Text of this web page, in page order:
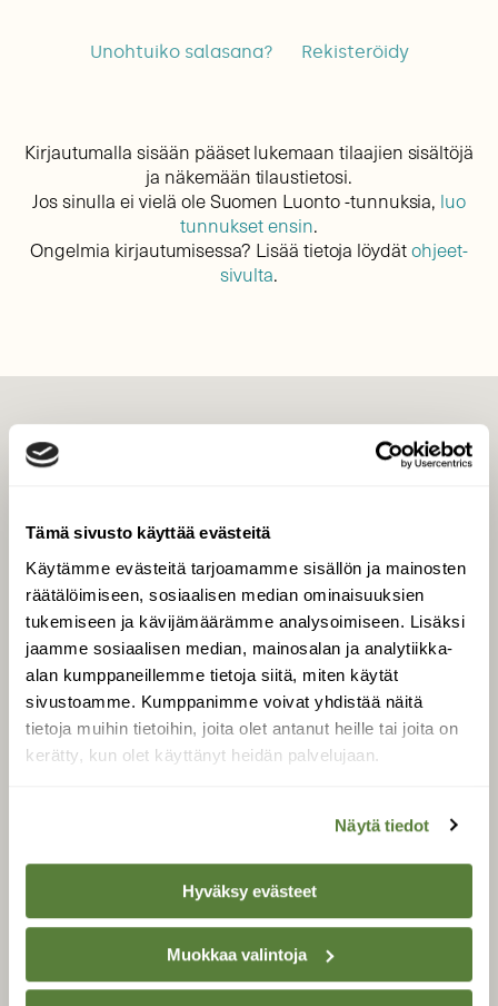
Tämä sivusto käyttää evästeitä
Käytämme evästeitä tarjoamamme sisällön ja mainosten
räätälöimiseen, sosiaalisen median ominaisuuksien
tukemiseen ja kävijämäärämme analysoimiseen. Lisäksi
jaamme sosiaalisen median, mainosalan ja analytiikka-
alan kumppaneillemme tietoja siitä, miten käytät
sivustoamme. Kumppanimme voivat yhdistää näitä
tietoja muihin tietoihin, joita olet antanut heille tai joita on
kerätty, kun olet käyttänyt heidän palvelujaan.
Näytä tiedot
Hyväksy evästeet
Muokkaa valintoja
Unohtuiko salasana? Rekisteröidy
Kirjautumalla sisään pääset lukemaan tilaajien sisältöjä
ja näkemään tilaustietosi.
Jos sinulla ei vielä ole Suomen Luonto -tunnuksia, luo
tunnukset ensin.
Ongelmia kirjautumisessa? Lisää tietoja löydätohjeet-
sivulta.
Tilaa digilukuoikeus
Äänestä parasta juttua
Tilaa uutiskirje
SUOMEN LUONNON­
SUOJELU­LIITTO
Suomen Luonto -lehden
luonnonsuojelu­liitto.